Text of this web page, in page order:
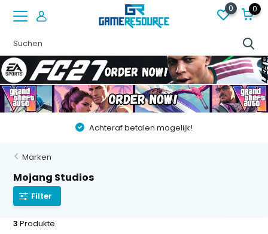
0 0
Achteraf betalen mogelijk!
Marken
Mojang Studios
Filter
3 Produkte